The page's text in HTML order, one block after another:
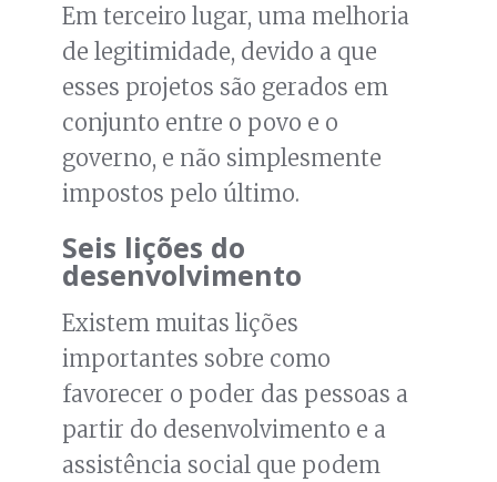
Em terceiro lugar, uma melhoria
de legitimidade, devido a que
esses projetos são gerados em
conjunto entre o povo e o
governo, e não simplesmente
impostos pelo último.
Seis lições do
desenvolvimento
Existem muitas lições
importantes sobre como
favorecer o poder das pessoas a
partir do desenvolvimento e a
assistência social que podem